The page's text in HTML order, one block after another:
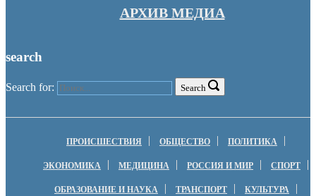
АРХИВ МЕДИА
search
Search for: Search
ПРОИСШЕСТВИЯ ОБЩЕСТВО ПОЛИТИКА
ЭКОНОМИКА МЕДИЦИНА РОССИЯ И МИР СПОРТ
ОБРАЗОВАНИЕ И НАУКА ТРАНСПОРТ КУЛЬТУРА